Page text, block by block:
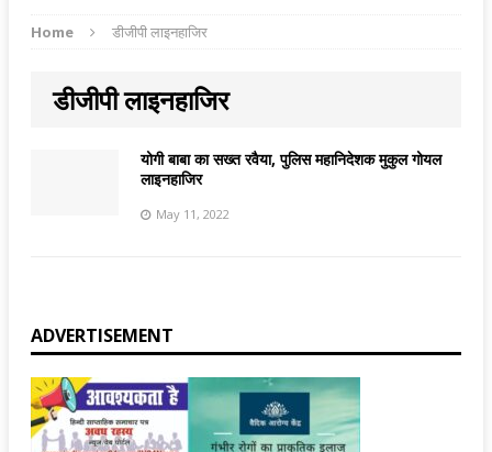
Home डीजीपी लाइनहाजिर
डीजीपी लाइनहाजिर
योगी बाबा का सख्त रवैया, पुलिस महानिदेशक मुकुल गोयल
लाइनहाजिर
May 11, 2022
ADVERTISEMENT